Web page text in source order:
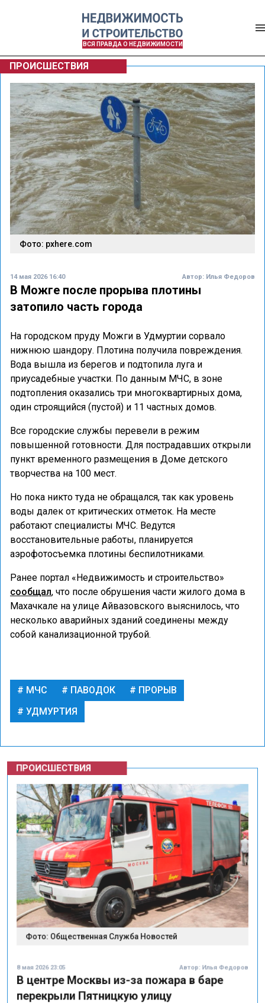
ВСЯ ПРАВДА О НЕДВИЖИМОСТИ
ПРОИСШЕСТВИЯ
Фото: pxhere.com
14 мая 2026 16:40 Автор: Илья Федоров
В Можге после прорыва плотины
затопило часть города
На городском пруду Можги в Удмуртии сорвало
нижнюю шандору. Плотина получила повреждения.
Вода вышла из берегов и подтопила луга и
приусадебные участки. По данным МЧС, в зоне
подтопления оказались три многоквартирных дома,
один строящийся (пустой) и 11 частных домов.
Все городские службы перевели в режим
повышенной готовности. Для пострадавших открыли
пункт временного размещения в Доме детского
творчества на 100 мест.
Но пока никто туда не обращался, так как уровень
воды далек от критических отметок. На месте
работают специалисты МЧС. Ведутся
восстановительные работы, планируется
аэрофотосъемка плотины беспилотниками.
Ранее портал «Недвижимость и строительство»
сообщал, что после обрушения части жилого дома в
Махачкале на улице Айвазовского выяснилось, что
несколько аварийных зданий соединены между
собой канализационной трубой.
МЧС ПАВОДОК
ПРОРЫВ
УДМУРТИЯ
ПРОИСШЕСТВИЯ
Фото: Общественная Служба Новостей
В центре Москвы из-за пожара в баре
перекрыли Пятницкую улицу